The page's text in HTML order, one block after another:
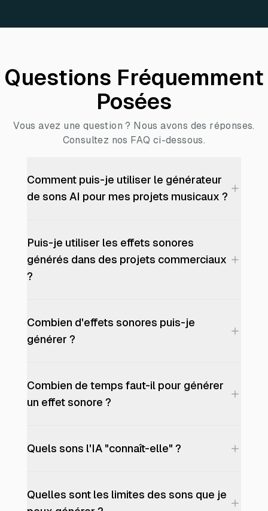
Questions Fréquemment
Posées
Vous avez une question ? Nous avons des réponses.
Consultez nos FAQ ci-dessous.
Comment puis-je utiliser le générateur
de sons AI pour mes projets musicaux ?
Puis-je utiliser les effets sonores
générés dans des projets commerciaux
?
Combien d'effets sonores puis-je
générer ?
Combien de temps faut-il pour générer
un effet sonore ?
Quels sons l'IA "connaît-elle" ?
Quelles sont les limites des sons que je